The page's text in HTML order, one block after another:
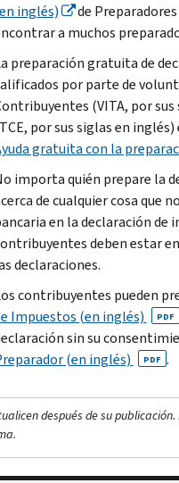
inglés)
de Preparadores
a muchos
preparación gratuita de
por parte de
(VITA, por
por sus siglas en
gratuita con la
importa quién prepare la
de cualquier cosa que
en la declaración de
deben estar
declaraciones.
contribuyentes pueden
Impuestos (en inglés)
PDF
sin su
(en inglés)
PDF .
después de su publicación.